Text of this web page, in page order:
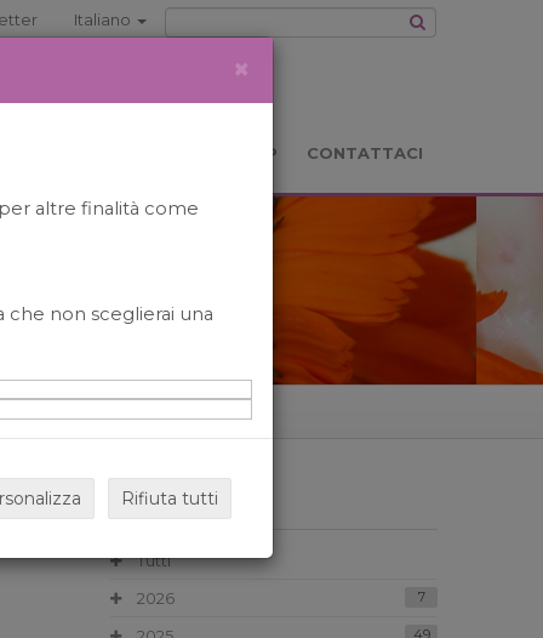
Italiano
BOOKSHOP CONTATTACI
ARCHIVIO
Tutti
2026
7
49
×
altre finalità come
che non sceglierai una
Rifiuta tutti